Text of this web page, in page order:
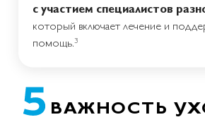
с участием специалистов
который включает лечение и
помощь.3
ВАЖНОСТЬ